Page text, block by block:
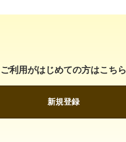
ご利用がはじめての方はこちら
新規登録